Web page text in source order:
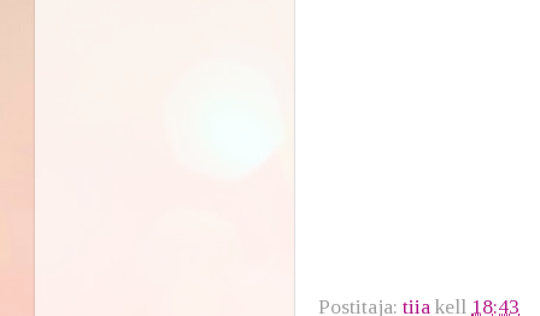
Postitaja:tiia kell 18:43